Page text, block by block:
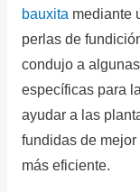
bauxita mediante
perlas de
condujo a
específicas para
ayudar a las
fundidas de
más eficiente.